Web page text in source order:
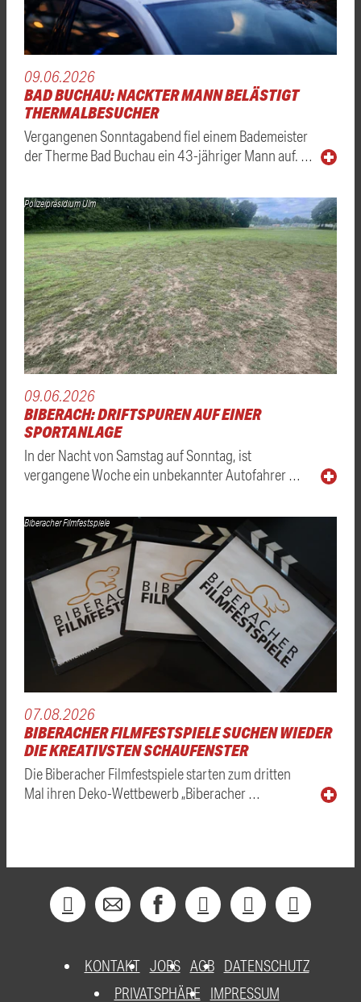
09.06.2026
BAD BUCHAU: NACKTER MANN BELÄSTIGT
THERMALBESUCHER
Vergangenen Sonntagabend fiel einem Bademeister
der Therme Bad Buchau ein 43-jähriger Mann auf. …
Polizeipräsidium Ulm
09.06.2026
BIBERACH: DRIFTSPUREN AUF EINER
SPORTANLAGE
In der Nacht von Samstag auf Sonntag, ist
vergangene Woche ein unbekannter Autofahrer …
Biberacher Filmfestspiele
07.08.2026
BIBERACHER FILMFESTSPIELE SUCHEN WIEDER
DIE KREATIVSTEN SCHAUFENSTER
Die Biberacher Filmfestspiele starten zum dritten
Mal ihren Deko-Wettbewerb „Biberacher …
KONTAKT JOBS AGB DATENSCHUTZ
PRIVATSPHÄRE
IMPRESSUM